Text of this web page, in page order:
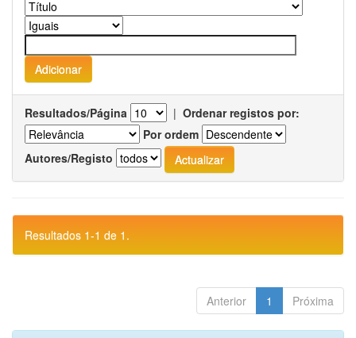
Resultados/Página | Ordenar registos por:
Por ordem
Autores/Registo
Resultados 1-1 de 1.
Anterior 1 Próxima